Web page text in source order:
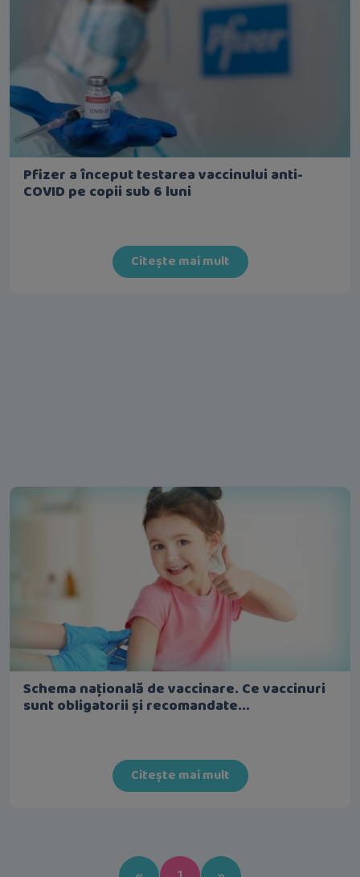
Pfizer a început testarea vaccinului anti-
COVID pe copii sub 6 luni
Citește mai mult
Schema națională de vaccinare. Ce vaccinuri
sunt obligatorii și recomandate...
Citește mai mult